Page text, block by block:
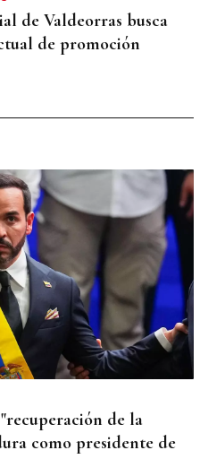
de Valdeorras busca
de promoción
creciendo junto a
de la
como presidente de